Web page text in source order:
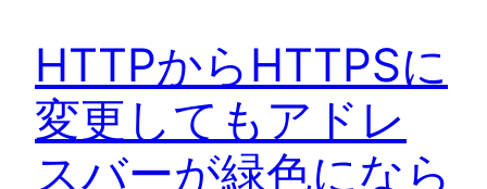
HTTPからHTTPSに
変更してもアドレ
スバーが緑色になら